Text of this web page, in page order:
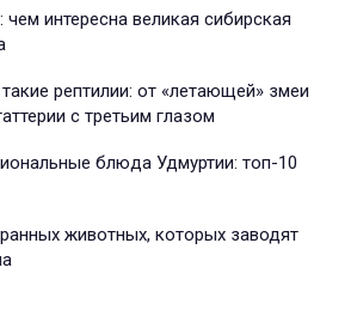
чем интересна великая сибирская
рептилии: от «летающей» змеи
с третьим глазом
блюда Удмуртии: топ-10
животных, которых заводят